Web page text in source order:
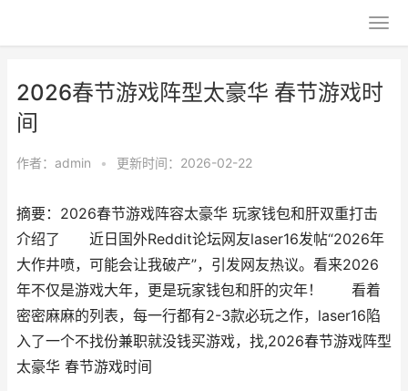
2026春节游戏阵型太豪华 春节游戏时
间
作者： admin • 更新时间：2026-02-22
摘要：2026春节游戏阵容太豪华 玩家钱包和肝双重打击
介绍了 近日国外Reddit论坛网友laser16发帖“2026年
大作井喷，可能会让我破产”，引发网友热议。看来2026
年不仅是游戏大年，更是玩家钱包和肝的灾年！ 看着
密密麻麻的列表，每一行都有2-3款必玩之作，laser16陷
入了一个不找份兼职就没钱买游戏，找,2026春节游戏阵型
太豪华 春节游戏时间